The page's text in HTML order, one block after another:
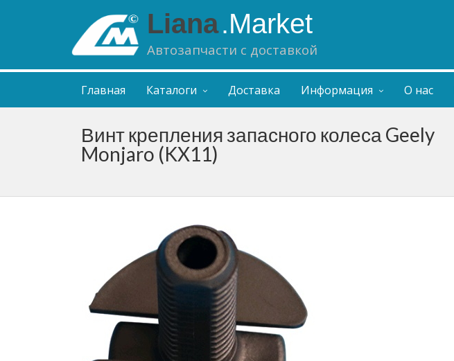
Liana.Market
Автозапчасти с доставкой
Главная Каталоги Доставка Информация О нас
Винт крепления запасного колеса Geely
Monjaro (KX11)